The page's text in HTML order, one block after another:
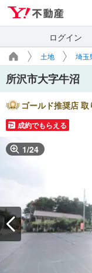
ログイン
土地 埼玉
所沢市大字牛沼
ゴールド推奨店
成約でもらえる
1/24